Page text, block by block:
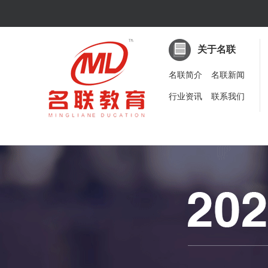
关于名联
名联简介 名联新闻
行业资讯 联系我们